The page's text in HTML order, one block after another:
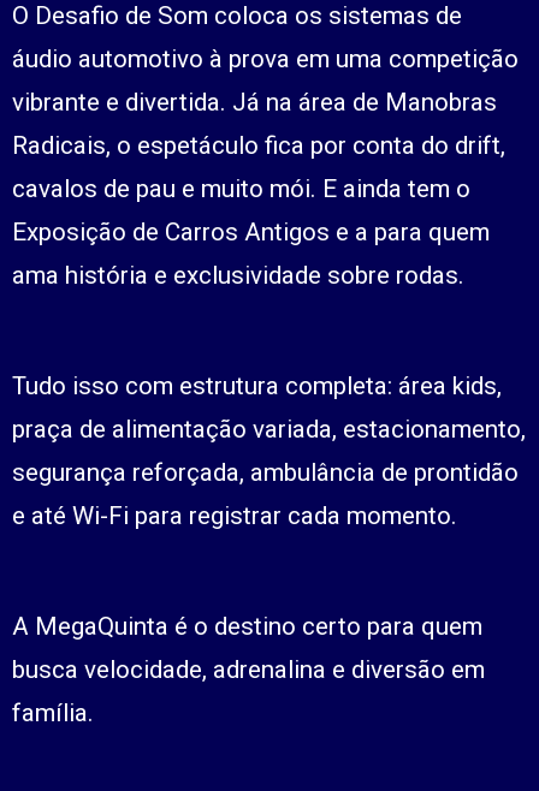
O Desafio de Som coloca os sistemas de
áudio automotivo à prova em uma competição
vibrante e divertida. Já na área de Manobras
Radicais, o espetáculo fica por conta do drift,
cavalos de pau e muito mói. E ainda tem o
Exposição de Carros Antigos e a para quem
ama história e exclusividade sobre rodas.
Tudo isso com estrutura completa: área kids,
praça de alimentação variada, estacionamento,
segurança reforçada, ambulância de prontidão
e até Wi-Fi para registrar cada momento.
A MegaQuinta é o destino certo para quem
busca velocidade, adrenalina e diversão em
família.